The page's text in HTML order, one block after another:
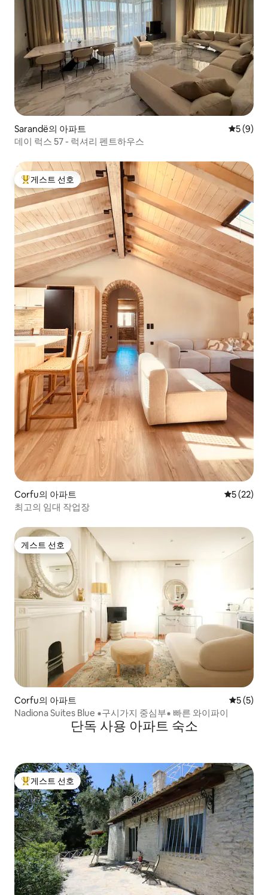
Sarandë의 아파트 평점 5점
5 (9)
데이 럭스 57 - 럭셔리 펜트하우스
상위 게스트 선호
게스트 선호
Corfu의 아파트 평점 5점
5 (22)
최고의 임대 작업장
게스트 선호
게스트 선호
Corfu의 아파트 평점 5점
5 (5)
Nadiona Suites Blue ⁕구시가지 중심부⁕ 빠른 와이파이
단독 사용 아파트 숙소
상위 게스트 선호
게스트 선호